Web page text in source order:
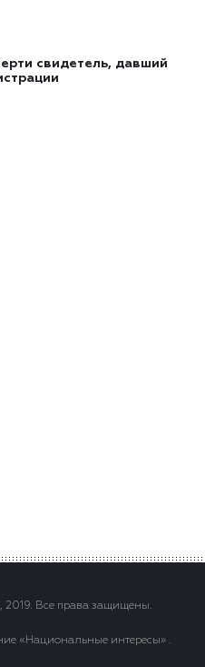
свидетель, давший
Все права защищены.
«Национальные интересы» .